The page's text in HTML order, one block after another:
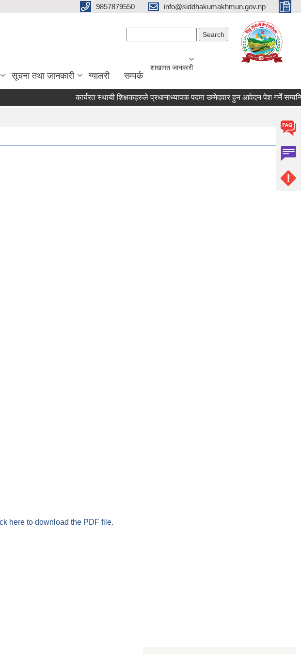
9857879550 info@siddhakumakhmun.gov.np
सूचना तथा जानकारी ग्यालरी सम्पर्क
शाखागत जानकारी
कार्यरत स्थायी शिक्षकहरुले प्रधानाध्यापक पदमा उम्मेदवार हुन आवेदन पेश गर्ने सम्वन्धि
here to download the PDF file.